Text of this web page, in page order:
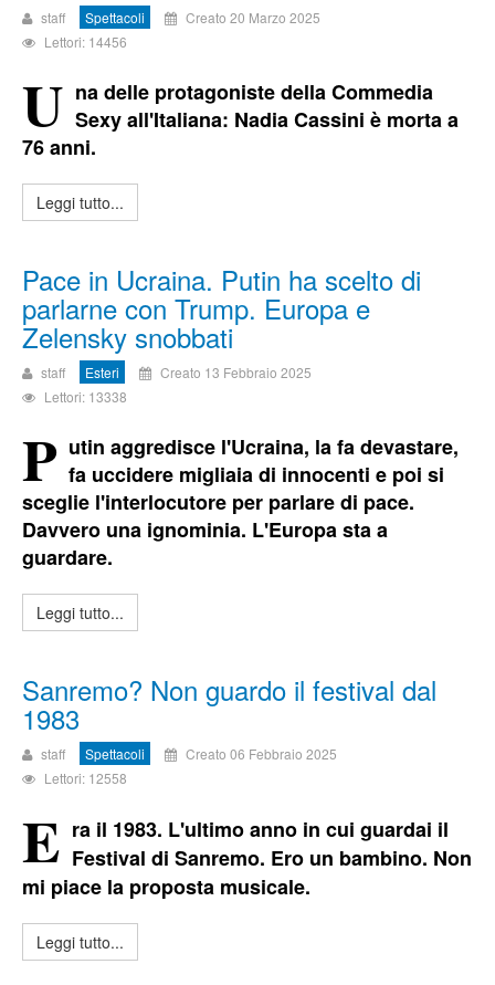
staff Spettacoli
Creato 20 Marzo 2025
Lettori: 14456
U na delle protagoniste della Commedia
Sexy all'Italiana: Nadia Cassini è morta a
76 anni.
Leggi tutto...
Pace in Ucraina. Putin ha scelto di
parlarne con Trump. Europa e
Zelensky snobbati
staff Esteri
Creato 13 Febbraio 2025
Lettori: 13338
P utin aggredisce l'Ucraina, la fa devastare,
fa uccidere migliaia di innocenti e poi si
sceglie l'interlocutore per parlare di pace.
Davvero una ignominia. L'Europa sta a
guardare.
Leggi tutto...
Sanremo? Non guardo il festival dal
1983
staff Spettacoli
Creato 06 Febbraio 2025
Lettori: 12558
E ra il 1983. L'ultimo anno in cui guardai il
Festival di Sanremo. Ero un bambino. Non
mi piace la proposta musicale.
Leggi tutto...